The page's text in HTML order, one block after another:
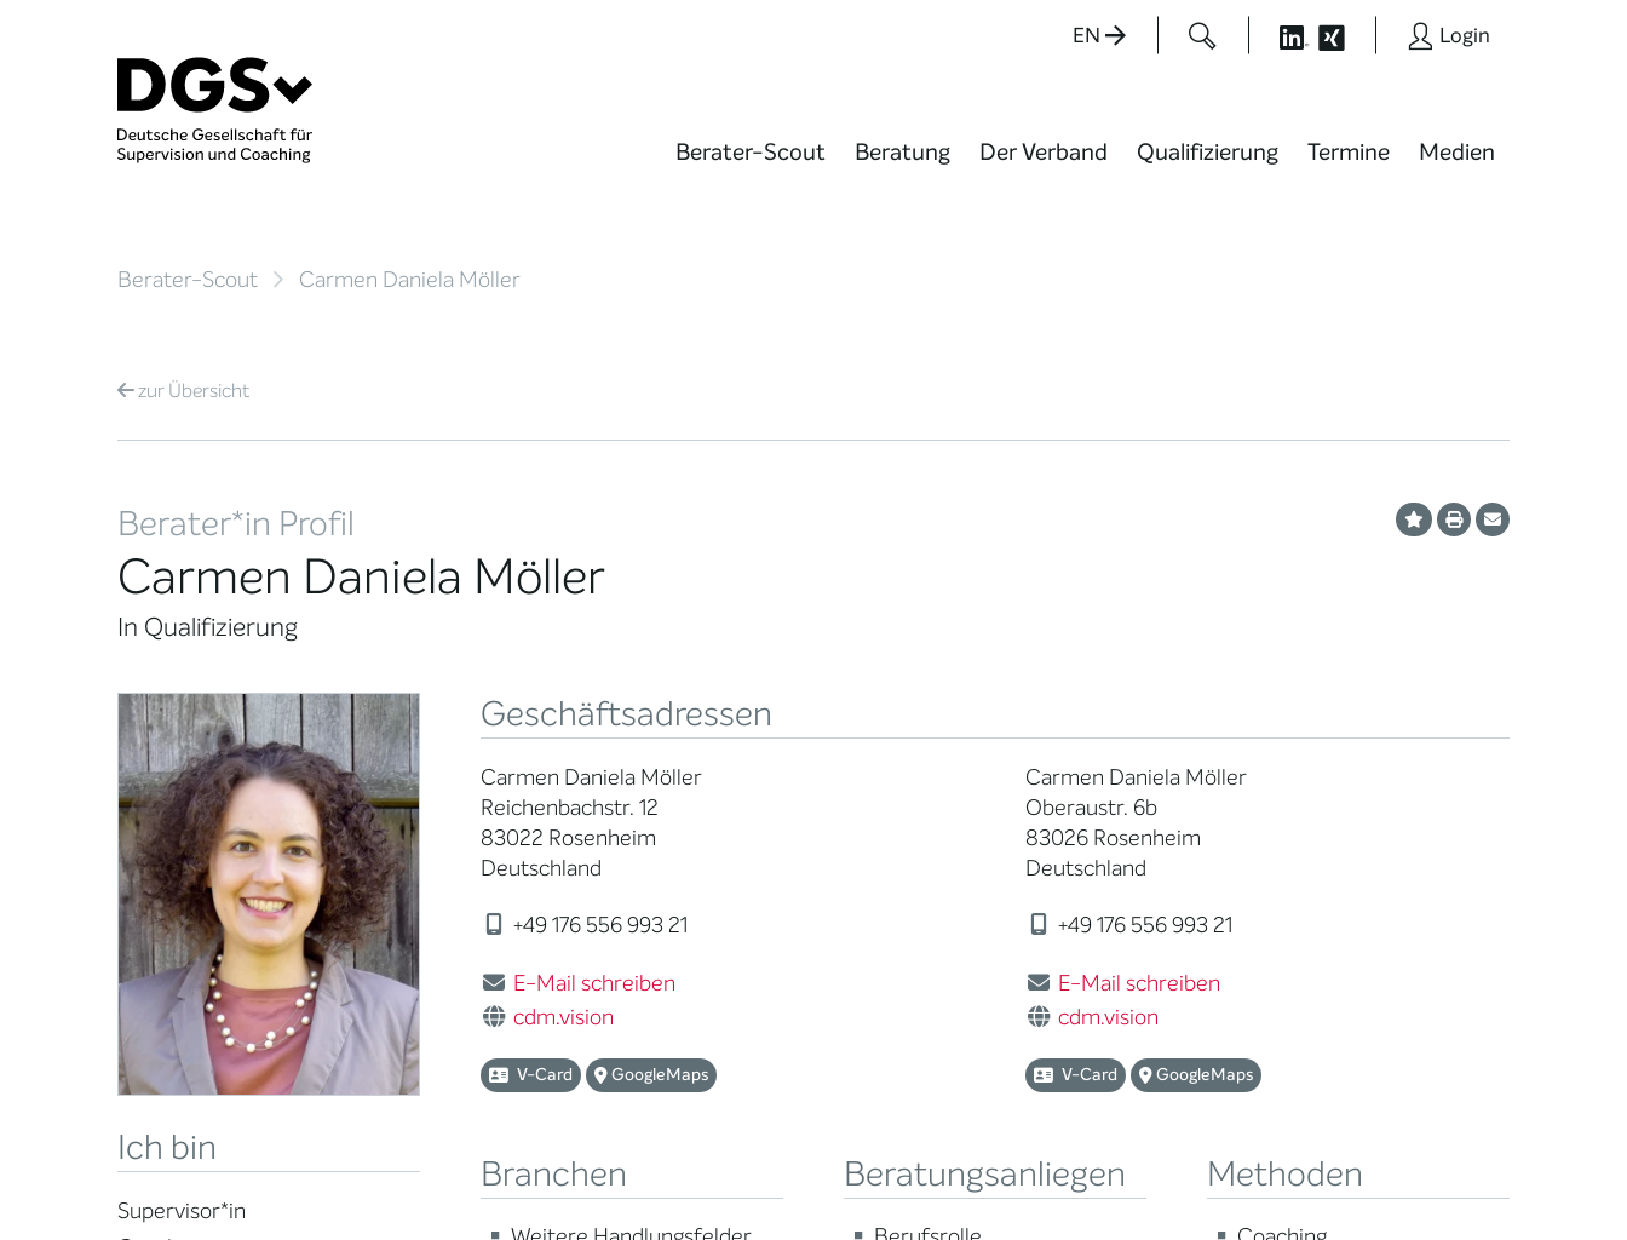
EN Login
Berater-Scout Beratung Der Verband Qualifizierung Termine Medien
Berater-Scout Carmen Daniela Möller
zurÜbersicht
Berater*in Profil
Carmen Daniela Möller
In Qualifizierung
Ich bin
Supervisor*in
Geschäftsadressen
Carmen Daniela Möller
Reichenbachstr. 12
83022 Rosenheim
Deutschland
+49 176 556 993 21
E-Mail schreiben
cdm.vision
V-Card GoogleMaps
Carmen Daniela Möller
Oberaustr. 6b
83026 Rosenheim
Deutschland
+49 176 556 993 21
E-Mail schreiben
cdm.vision
V-Card GoogleMaps
Branchen Beratungsanliegen Methoden